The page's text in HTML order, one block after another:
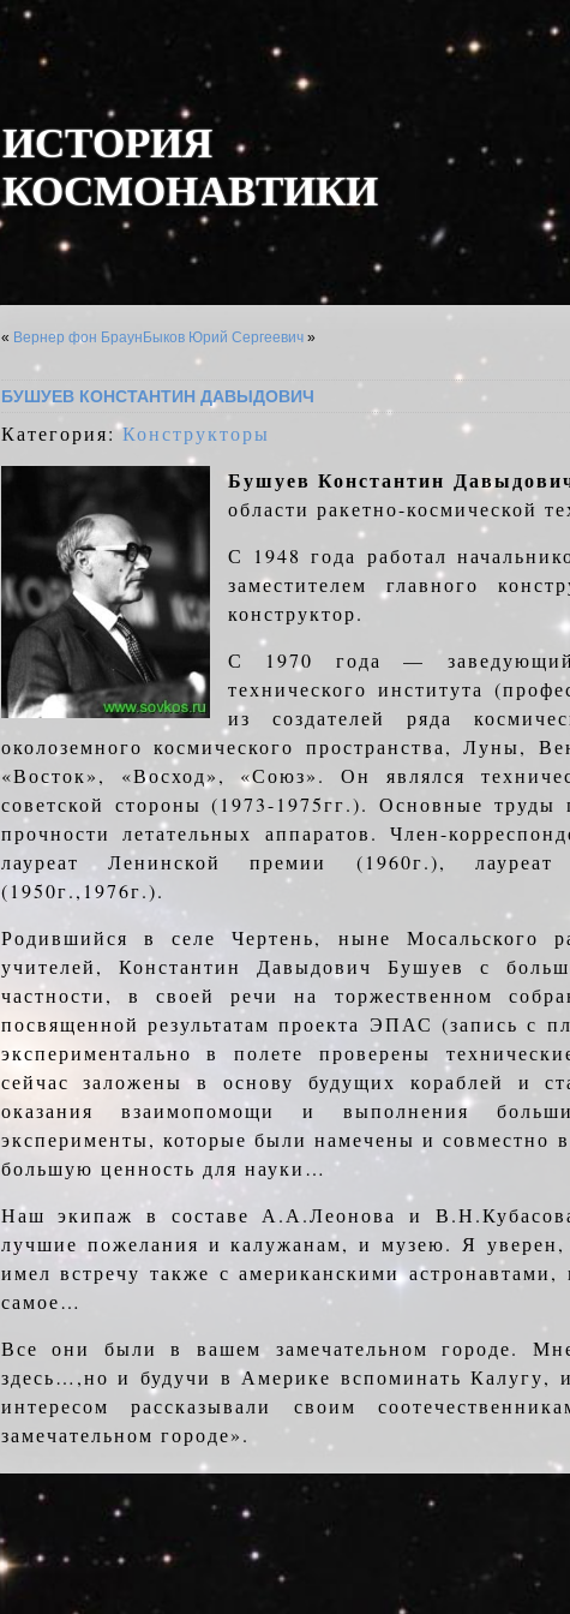
ИСТОРИЯ
КОСМОНАВТИКИ
« Вернер фон Браун Быков Юрий Сергеевич»
БУШУЕВ КОНСТАНТИН ДАВЫДОВИЧ
Категория:Конструкторы
Бушуев Константин
области ракетно-космической
С 1948 года работал
заместителем главного
конструктор.
С 1970 года — заведующий
технического института
из создателей ряда
околоземного космического пространства, Луны,
«Восток», «Восход», «Союз». Он являлся
советской стороны (1973-1975гг.). Основные
прочности летательных аппаратов. Член-
лауреат Ленинской премии (1960г.),
(1950г.,1976г.).
Родившийся в селе Чертень, ныне Мосальского
учителей, Константин Давыдович Бушуев с
частности, в своей речи на торжественном
посвященной результатам проекта ЭПАС (запись с
экспериментально в полете проверены
сейчас заложены в основу будущих кораблей и
оказания взаимопомощи и выполнения
эксперименты, которые были намечены и совместно
большую ценность для науки…
Наш экипаж в составе А.А.Леонова и
лучшие пожелания и калужанам, и музею. Я
имел встречу также с американскими
самое…
Все они были в вашем замечательном городе.
здесь…,но и будучи в Америке вспоминать Калугу,
интересом рассказывали своим
замечательном городе».